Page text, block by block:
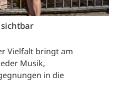
Vielfalt bringt am
Musik,
in die